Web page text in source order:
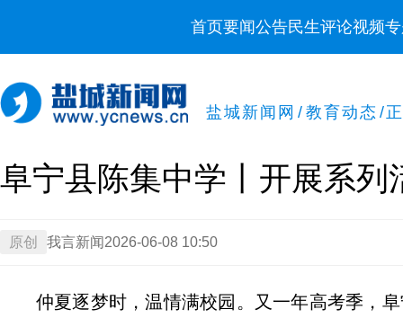
首页要闻公告民生评论视频
盐城新闻网 / 教育动态 /
阜宁县陈集中学丨开展系
原创 我言新闻 2026-06-08 10:50
仲夏逐梦时，温情满校园。又一年高考季，